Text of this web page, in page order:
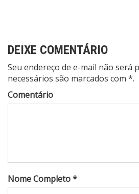
DEIXE COMENTÁRIO
Seu endereço de e-mail não será
necessários são marcados com *.
Comentário
Nome Completo *